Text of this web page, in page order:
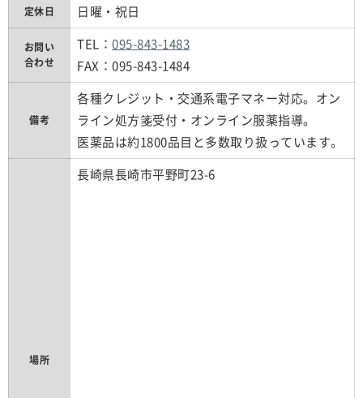
定休日 日曜・祝日
お問い
合わせ
TEL： 095-843-1483
FAX：095-843-1484
備考
各種クレジット・交通系電子マネー対応。オン
ライン処方箋受付・オンライン服薬指導。
医薬品は約1800品目と多数取り扱っています。
場所
長崎県長崎市平野町23-6